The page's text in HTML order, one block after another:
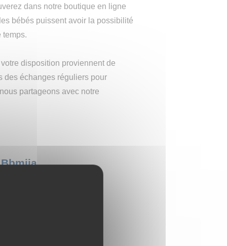
dans notre boutique en ligne
bébés puissent avoir la possibilité
temps.
disposition proviennent de
des échanges réguliers pour
partageons avec notre